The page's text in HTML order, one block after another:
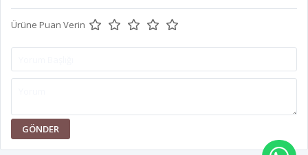
Ürüne Puan Verin
GÖNDER